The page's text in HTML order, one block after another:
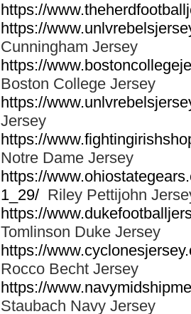
https://
https://
Cunningham Jersey
https://
Boston College Jersey
https://
Jersey
https://
Notre Dame Jersey
https://
1_29/ Riley Pettijohn
https://
Tomlinson Duke Jersey
https://
Rocco Becht Jersey
https://
Staubach Navy Jersey